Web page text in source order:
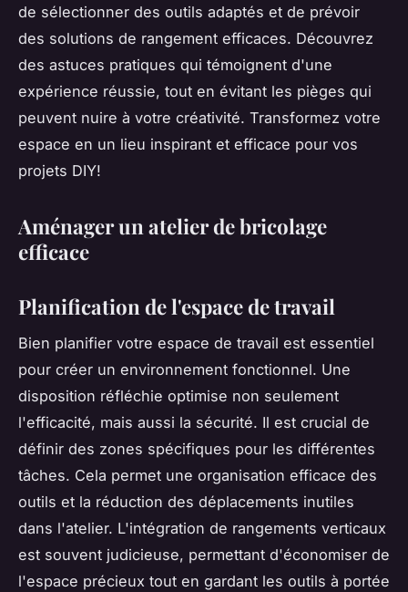
de sélectionner des outils adaptés et de prévoir
des solutions de rangement efficaces. Découvrez
des astuces pratiques qui témoignent d'une
expérience réussie, tout en évitant les pièges qui
peuvent nuire à votre créativité. Transformez votre
espace en un lieu inspirant et efficace pour vos
projets DIY!
Aménager un atelier de bricolage
efficace
Planification de l'espace de travail
Bien planifier votre espace de travail est essentiel
pour créer un environnement fonctionnel. Une
disposition réfléchie optimise non seulement
l'efficacité, mais aussi la sécurité. Il est crucial de
définir des zones spécifiques pour les différentes
tâches. Cela permet une organisation efficace des
outils et la réduction des déplacements inutiles
dans l'atelier. L'intégration de rangements verticaux
est souvent judicieuse, permettant d'économiser de
l'espace précieux tout en gardant les outils à portée